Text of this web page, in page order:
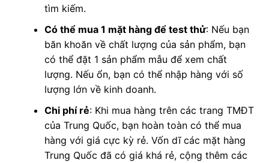
tìm kiếm.
Có thể mua 1 mặt hàng để test thử: Nếu bạn
băn khoăn về chất lượng của sản phẩm, bạn
có thể đặt 1 sản phẩm mẫu để xem chất
lượng. Nếu ổn, bạn có thể nhập hàng với số
lượng lớn về kinh doanh.
Chi phí rẻ: Khi mua hàng trên các trang TMĐT
của Trung Quốc, bạn hoàn toàn có thể mua
hàng với giá cực kỳ rẻ. Vốn dĩ các mặt hàng
Trung Quốc đã có giá khá rẻ, cộng thêm các